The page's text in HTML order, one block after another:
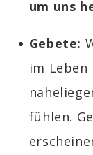
um uns
Gebete:
im
fühlen.